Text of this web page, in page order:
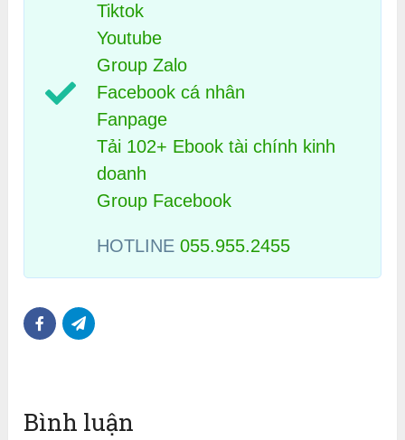
Tiktok
Youtube
Group Zalo
Facebook cá nhân
Fanpage
Tải 102+ Ebook tài chính kinh
doanh
Group Facebook
HOTLINE055.955.2455
Bình luận